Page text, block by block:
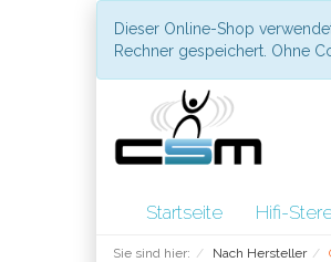
Dieser Online-Shop
Rechner gespeichert. Ohne
Startseite Hifi-
Sie sind hier: Nach Hersteller